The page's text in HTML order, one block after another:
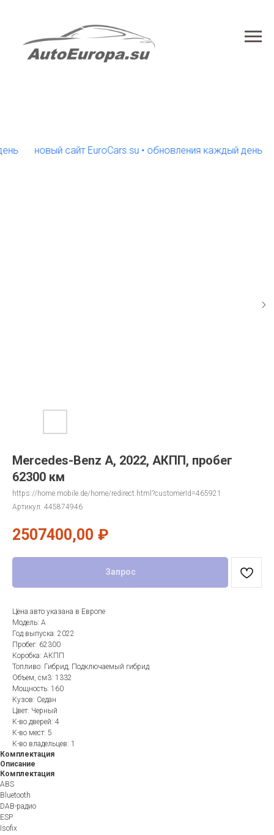
новый сайт EuroCars.su • обновления каждый день
Mercedes-Benz A, 2022, АКПП, пробег
62300 км
https://home.mobile.de/home/redirect.html?customerId=465921
Артикул: 445874946
2507400,00 ₽
Запрос
Цена авто указана в Европе
Модель: A
Год выпуска: 2022
Пробег: 62300
Коробка: АКПП
Топливо: Гибрид, Подключаемый гибрид
Объем, см3: 1332
Мощность: 160
Кузов: Седан
Цвет: Черный
К-во дверей: 4
К-во мест: 5
К-во владельцев: 1
Комплектация
Описание
Комплектация
ABS
Bluetooth
DAB-радио
ESP
Isofix